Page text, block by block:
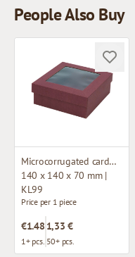
People Also Buy
Microcorrugated cardboard box with window
140 x 140 x 70 mm |
KL99
Price per 1 piece
€1.48
1+ pcs.
1,33 €
50+ pcs.